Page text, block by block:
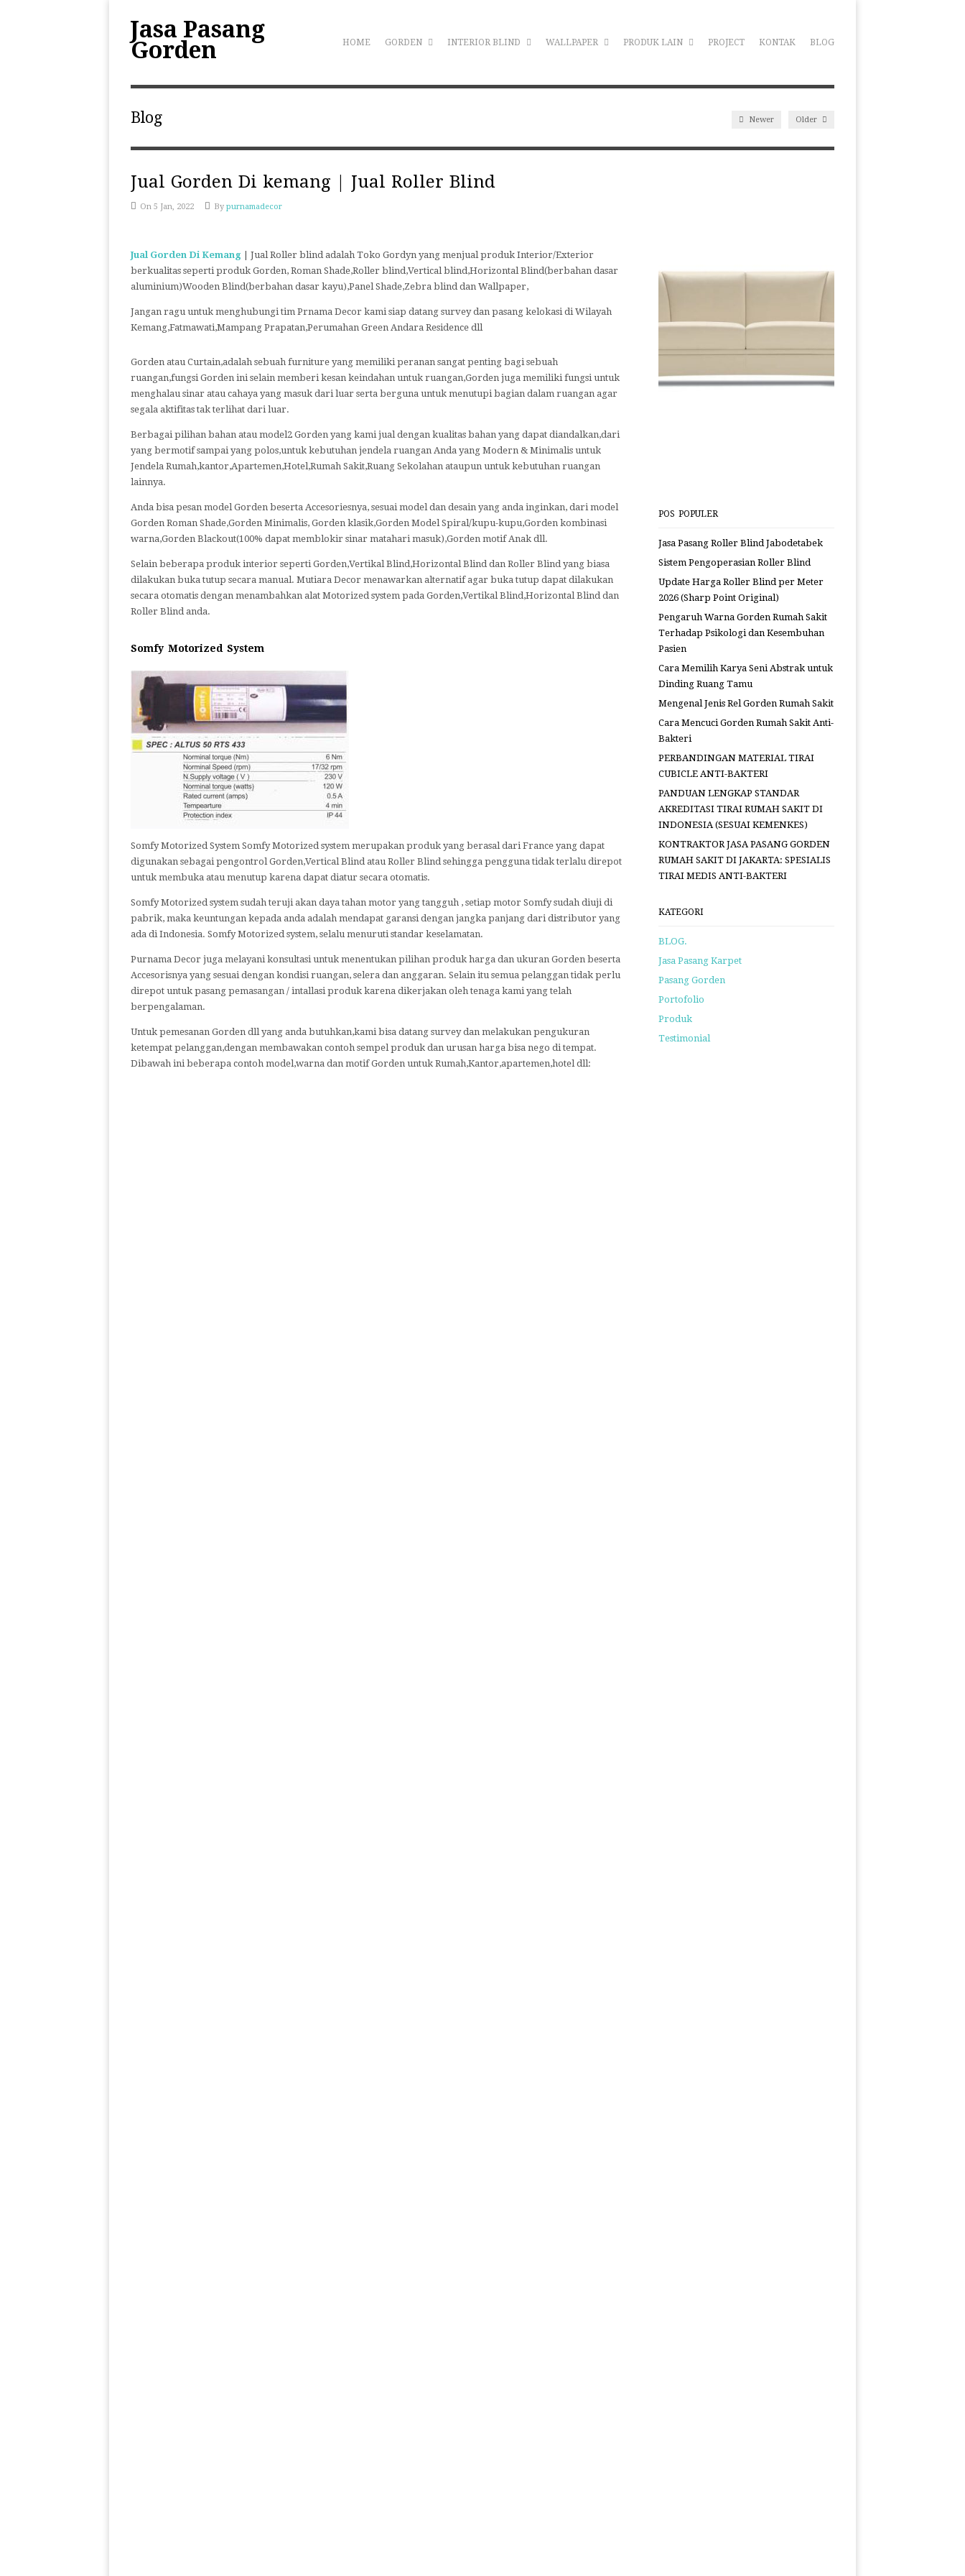
HOME GORDEN INTERIOR BLIND WALLPAPER PRODUK LAIN PROJECT KONTAK BLOG
Jasa Pasang
Gorden
Blog Newer Older
Jual Gorden Di kemang | Jual Roller Blind
On 5 Jan, 2022 By purnamadecor
Jual Gorden Di Kemang | Jual Roller blind adalah Toko Gordyn yang menjual produk Interior/Exterior
berkualitas seperti produk Gorden, Roman Shade,Roller blind,Vertical blind,Horizontal Blind(berbahan dasar
aluminium)Wooden Blind(berbahan dasar kayu),Panel Shade,Zebra blind dan Wallpaper,
Jangan ragu untuk menghubungi tim Prnama Decor kami siap datang survey dan pasang kelokasi di Wilayah
Kemang,Fatmawati,Mampang Prapatan,Perumahan Green Andara Residence dll
Gorden atau Curtain,adalah sebuah furniture yang memiliki peranan sangat penting bagi sebuah
ruangan,fungsi Gorden ini selain memberi kesan keindahan untuk ruangan,Gorden juga memiliki fungsi untuk
menghalau sinar atau cahaya yang masuk dari luar serta berguna untuk menutupi bagian dalam ruangan agar
segala aktifitas tak terlihat dari luar.
Berbagai pilihan bahan atau model2 Gorden yang kami jual dengan kualitas bahan yang dapat diandalkan,dari
yang bermotif sampai yang polos,untuk kebutuhan jendela ruangan Anda yang Modern & Minimalis untuk
Jendela Rumah,kantor,Apartemen,Hotel,Rumah Sakit,Ruang Sekolahan ataupun untuk kebutuhan ruangan
lainnya.
Anda bisa pesan model Gorden beserta Accesoriesnya, sesuai model dan desain yang anda inginkan, dari model
Gorden Roman Shade,Gorden Minimalis, Gorden klasik,Gorden Model Spiral/kupu-kupu,Gorden kombinasi
warna,Gorden Blackout(100% dapat memblokir sinar matahari masuk),Gorden motif Anak dll.
Selain beberapa produk interior seperti Gorden,Vertikal Blind,Horizontal Blind dan Roller Blind yang biasa
dilakukan buka tutup secara manual. Mutiara Decor menawarkan alternatif agar buka tutup dapat dilakukan
secara otomatis dengan menambahkan alat Motorized system pada Gorden,Vertikal Blind,Horizontal Blind dan
Roller Blind anda.
Somfy Motorized System
Somfy Motorized System Somfy Motorized system merupakan produk yang berasal dari France yang dapat
digunakan sebagai pengontrol Gorden,Vertical Blind atau Roller Blind sehingga pengguna tidak terlalu direpot
untuk membuka atau menutup karena dapat diatur secara otomatis.
Somfy Motorized system sudah teruji akan daya tahan motor yang tangguh , setiap motor Somfy sudah diuji di
pabrik, maka keuntungan kepada anda adalah mendapat garansi dengan jangka panjang dari distributor yang
ada di Indonesia. Somfy Motorized system, selalu menuruti standar keselamatan.
Purnama Decor juga melayani konsultasi untuk menentukan pilihan produk harga dan ukuran Gorden beserta
Accesorisnya yang sesuai dengan kondisi ruangan, selera dan anggaran. Selain itu semua pelanggan tidak perlu
direpot untuk pasang pemasangan / intallasi produk karena dikerjakan oleh tenaga kami yang telah
berpengalaman.
Untuk pemesanan Gorden dll yang anda butuhkan,kami bisa datang survey dan melakukan pengukuran
ketempat pelanggan,dengan membawakan contoh sempel produk dan urusan harga bisa nego di tempat.
Dibawah ini beberapa contoh model,warna dan motif Gorden untuk Rumah,Kantor,apartemen,hotel dll:
POS POPULER
Jasa Pasang Roller Blind Jabodetabek
Sistem Pengoperasian Roller Blind
Update Harga Roller Blind per Meter
2026 (Sharp Point Original)
Pengaruh Warna Gorden Rumah Sakit
Terhadap Psikologi dan Kesembuhan
Pasien
Cara Memilih Karya Seni Abstrak untuk
Dinding Ruang Tamu
Mengenal Jenis Rel Gorden Rumah Sakit
Cara Mencuci Gorden Rumah Sakit Anti-
Bakteri
PERBANDINGAN MATERIAL TIRAI
CUBICLE ANTI-BAKTERI
PANDUAN LENGKAP STANDAR
AKREDITASI TIRAI RUMAH SAKIT DI
INDONESIA (SESUAI KEMENKES)
KONTRAKTOR JASA PASANG GORDEN
RUMAH SAKIT DI JAKARTA: SPESIALIS
TIRAI MEDIS ANTI-BAKTERI
KATEGORI
BLOG.
Jasa Pasang Karpet
Pasang Gorden
Portofolio
Produk
Testimonial